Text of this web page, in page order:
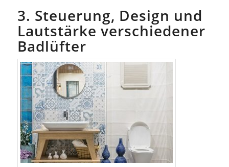
3. Steuerung, Design und
Lautstärke verschiedener
Badlüfter